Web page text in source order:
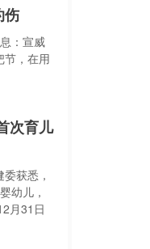
伤
：宣威
节，在用
次育儿
获悉，
幼儿，
月31日